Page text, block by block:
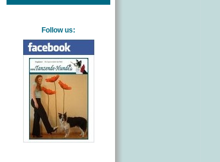
Follow us: